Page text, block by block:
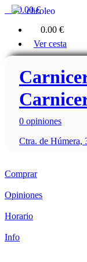
0.00 €
clicoleo
0.00 €
Ver cesta
0 opiniones
Ctra. de Húmera,
Comprar
Opiniones
Horario
Info